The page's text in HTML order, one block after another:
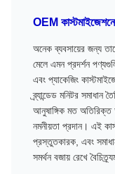
OEM
অনেক ব্যবসায়ের জন্য
মেলে এমন প্রদর্শন
এবং প্যাকেজিং
ব্র্যান্ডেড মনিটর সমাধান
আনুষাঙ্গিক মত অতিরিক্ত
নমনীয়তা প্রদান। এই
প্রস্তুতকারক, এবং
সমর্থন বজায় রেখে